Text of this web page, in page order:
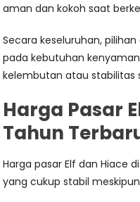
aman dan kokoh saat
Secara keseluruhan,
pada kebutuhan
kelembutan atau stabilitas
Harga Pasar
Tahun
Harga pasar Elf dan Hiace
yang cukup stabil